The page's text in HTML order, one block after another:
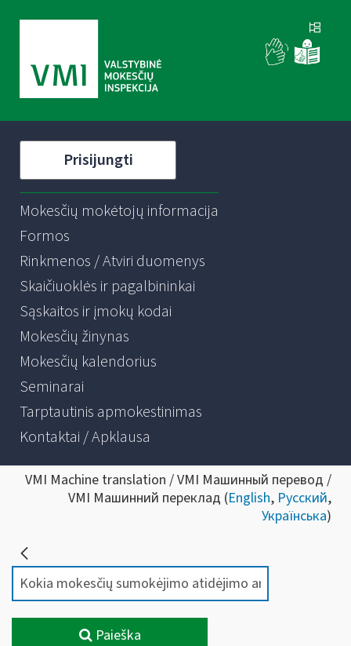
Prisijungti
Mokesčių mokėtojų informacija
Formos
Rinkmenos / Atviri duomenys
Skaičiuoklės ir pagalbininkai
Sąskaitos ir įmokų kodai
Mokesčių žinynas
Mokesčių kalendorius
Seminarai
Tarptautinis apmokestinimas
Kontaktai / Apklausa
VMI Machine translation / VMI Машинный перевод /
VMI Машинний переклад (English, Русский,
Українська)
Paieška